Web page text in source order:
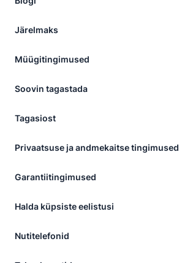
Järelmaks
Müügitingimused
Soovin tagastada
Tagasiost
Privaatsuse ja andmekaitse tingimused
Garantiitingimused
Halda küpsiste eelistusi
Nutitelefonid